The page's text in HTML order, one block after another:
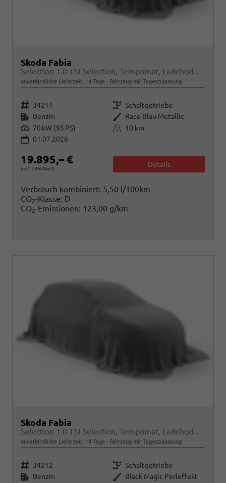
Skoda Fabia
Selection 1.0 TSI Selection, Tempomat, Ladeboden, Park, Winterpaket, SmartLink, 4-J Garantie
unverbindliche Lieferzeit: 14 Tage Fahrzeug mit Tageszulassung
Fahrzeugnr. 34211 Getriebe Schaltgetriebe
Kraftstoff Benzin Außenfarbe Race Blau Metallic
Leistung 70 kW (95 PS) Kilometerstand
10 km
01.07.2026
19.895,– €
incl. 19% MwSt.
Details
Verbrauch kombiniert: 5,50 l/100km
CO2-Klasse: D
CO2-Emissionen: 123,00 g/km
Skoda Fabia
Selection 1.0 TSI Selection, Tempomat, Ladeboden, Park, Winterpaket, SmartLink, 4-J Garantie
unverbindliche Lieferzeit: 14 Tage Fahrzeug mit Tageszulassung
Fahrzeugnr. 34212 Getriebe Schaltgetriebe
Kraftstoff Benzin Außenfarbe Black Magic Perleffekt